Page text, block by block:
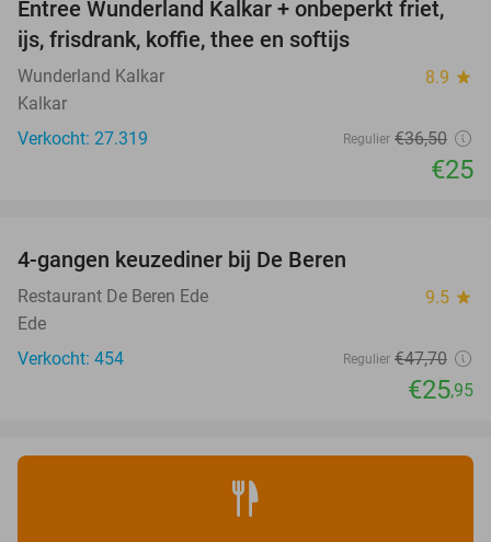
32%
Entree Wunderland Kalkar + onbeperkt friet,
ijs, frisdrank, koffie, thee en softijs
Wunderland Kalkar 8.9 star
Kalkar
Verkocht: 27.319
Regulier €36,50
€25
4-gangen keuzediner bij De Beren
Restaurant De Beren Ede 9.5 star
Ede
Verkocht: 454
Regulier €47,70
€25,95